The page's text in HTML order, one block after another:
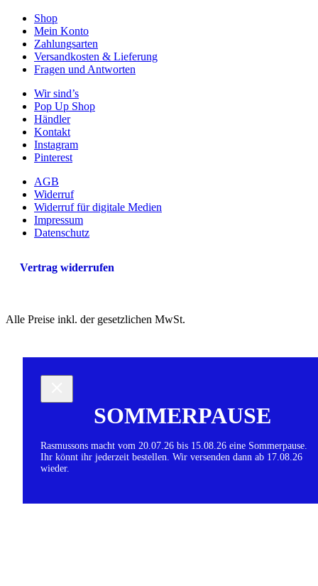
Shop
Mein Konto
Zahlungsarten
Versandkosten & Lieferung
Fragen und Antworten
Wir sind’s
Pop Up Shop
Händler
Kontakt
Instagram
Pinterest
AGB
Widerruf
Widerruf für digitale Medien
Impressum
Datenschutz
Vertrag widerrufen
Alle Preise inkl. der gesetzlichen MwSt.
SOMMERPAUSE
Rasmussons macht vom 20.07.26 bis 15.08.26 eine Sommerpause.
Ihr könnt ihr jederzeit bestellen. Wir versenden dann ab 17.08.26
wieder.